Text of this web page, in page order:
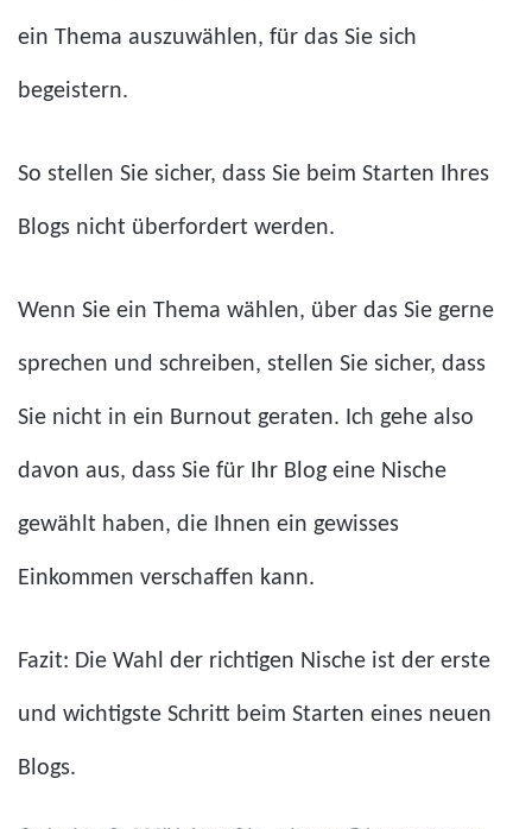
ein Thema auszuwählen, für das Sie sich
begeistern.
So stellen Sie sicher, dass Sie beim Starten Ihres
Blogs nicht überfordert werden.
Wenn Sie ein Thema wählen, über das Sie gerne
sprechen und schreiben, stellen Sie sicher, dass
Sie nicht in ein Burnout geraten. Ich gehe also
davon aus, dass Sie für Ihr Blog eine Nische
gewählt haben, die Ihnen ein gewisses
Einkommen verschaffen kann.
Fazit: Die Wahl der richtigen Nische ist der erste
und wichtigste Schritt beim Starten eines neuen
Blogs.